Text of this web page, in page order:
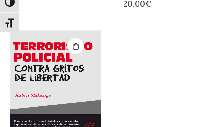
Alternar alto contraste
Alternar tamaño de letra
20,00€